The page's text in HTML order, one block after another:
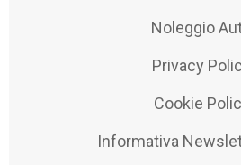
Noleggio
Privacy
Cookie
Informativa